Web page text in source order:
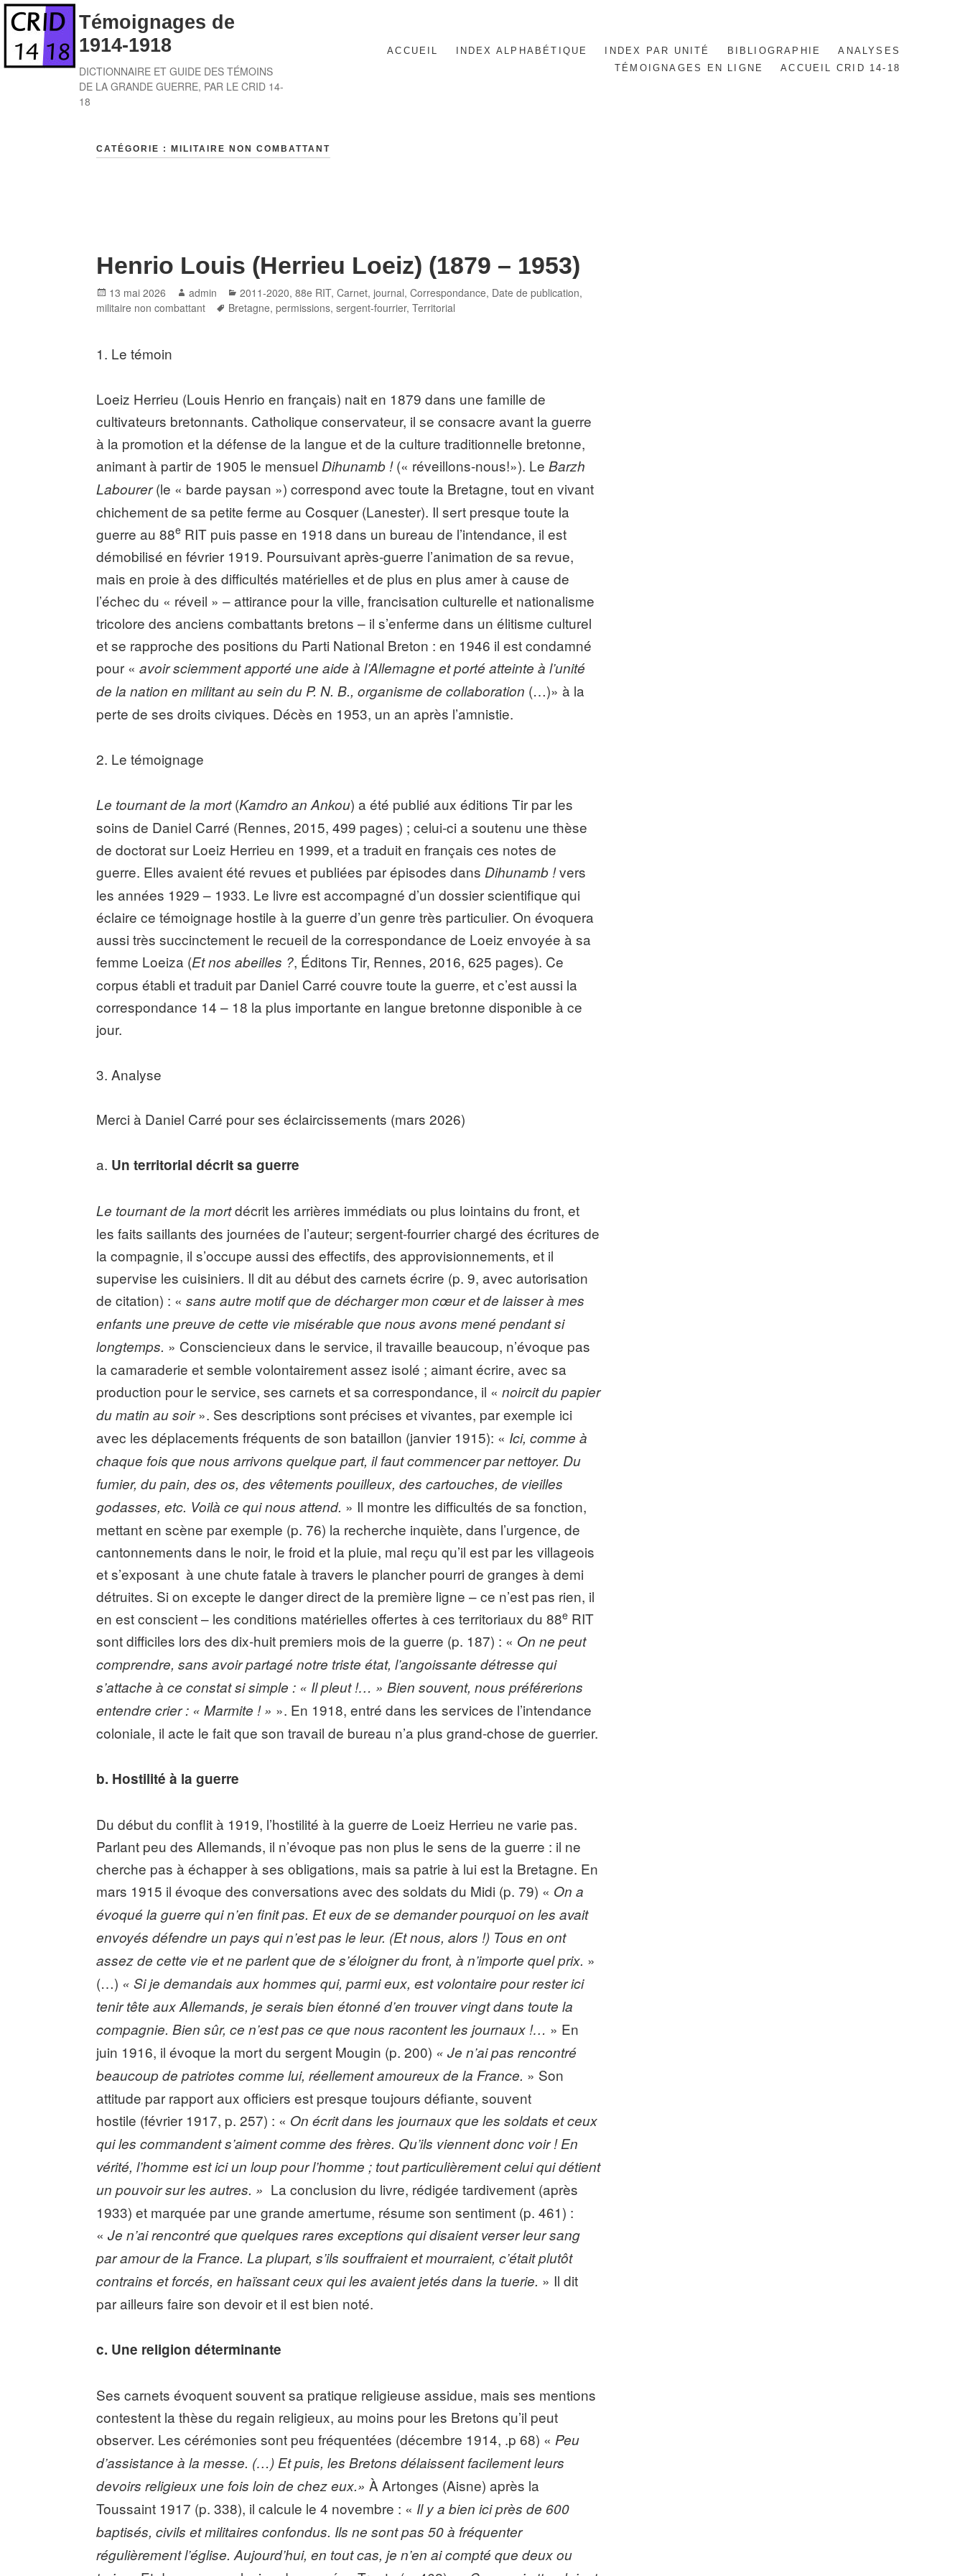
Skip
content
Témoignages de
1914-1918
DICTIONNAIRE ET GUIDE DES TÉMOINS
DE LA GRANDE GUERRE, PAR LE CRID 14-
18
ACCUEIL INDEX ALPHABÉTIQUE INDEX PAR UNITÉ BIBLIOGRAPHIE
ANALYSES
TÉMOIGNAGES EN LIGNE
ACCUEIL CRID 14-18
CATÉGORIE : MILITAIRE NON COMBATTANT
Henrio Louis (Herrieu Loeiz) (1879 – 1953)
Posted
on
13 mai 2026 Author
admin Categories
2011-2020,88e RIT,Carnet, journal,Correspondance, Date de publication,
militaire non combattant
Tags
Bretagne,permissions,sergent-fourrier,Territorial
1. Le témoin
Loeiz Herrieu (Louis Henrio en français) nait en 1879 dans une famille de
cultivateurs bretonnants. Catholique conservateur, il se consacre avant la guerre
à la promotion et la défense de la langue et de la culture traditionnelle bretonne,
animant à partir de 1905 le mensuel Dihunamb !(« réveillons-nous!»). LeBarzh
Labourer(le « barde paysan ») correspond avec toute la Bretagne, tout en vivant
chichement de sa petite ferme au Cosquer (Lanester). Il sert presque toute la
guerre au 88e RIT puis passe en 1918 dans un bureau de l’intendance, il est
démobilisé en février 1919. Poursuivant après-guerre l’animation de sa revue,
mais en proie à des difficultés matérielles et de plus en plus amer à cause de
l’échec du « réveil » – attirance pour la ville, francisation culturelle et nationalisme
tricolore des anciens combattants bretons – il s’enferme dans un élitisme culturel
et se rapproche des positions du Parti National Breton : en 1946 il est condamné
pour «avoir sciemment apporté une aide à l’Allemagne et porté atteinte à l’unité
de la nation en militant au sein du P. N. B., organisme de collaboration (…)» à la
perte de ses droits civiques. Décès en 1953, un an après l’amnistie.
2. Le témoignage
Le tournant de la mort(Kamdro an Ankou) a été publié aux éditions Tir par les
soins de Daniel Carré (Rennes, 2015, 499 pages) ; celui-ci a soutenu une thèse
de doctorat sur Loeiz Herrieu en 1999, et a traduit en français ces notes de
guerre. Elles avaient été revues et publiées par épisodes dans Dihunamb !vers
les années 1929 – 1933. Le livre est accompagné d’un dossier scientifique qui
éclaire ce témoignage hostile à la guerre d’un genre très particulier. On évoquera
aussi très succinctement le recueil de la correspondance de Loeiz envoyée à sa
femme Loeiza (Et nos abeilles ?, Éditons Tir, Rennes, 2016, 625 pages). Ce
corpus établi et traduit par Daniel Carré couvre toute la guerre, et c’est aussi la
correspondance 14 – 18 la plus importante en langue bretonne disponible à ce
jour.
3. Analyse
Merci à Daniel Carré pour ses éclaircissements (mars 2026)
a. Un territorial décrit sa guerre
Le tournant de la mortdécrit les arrières immédiats ou plus lointains du front, et
les faits saillants des journées de l’auteur; sergent-fourrier chargé des écritures de
la compagnie, il s’occupe aussi des effectifs, des approvisionnements, et il
supervise les cuisiniers. Il dit au début des carnets écrire (p. 9, avec autorisation
de citation) : «sans autre motif que de décharger mon cœur et de laisser à mes
enfants une preuve de cette vie misérable que nous avons mené pendant si
longtemps. » Consciencieux dans le service, il travaille beaucoup, n’évoque pas
la camaraderie et semble volontairement assez isolé ; aimant écrire, avec sa
production pour le service, ses carnets et sa correspondance, il « noircit du papier
du matin au soir». Ses descriptions sont précises et vivantes, par exemple ici
avec les déplacements fréquents de son bataillon (janvier 1915): « Ici, comme à
chaque fois que nous arrivons quelque part, il faut commencer par nettoyer. Du
fumier, du pain, des os, des vêtements pouilleux, des cartouches, de vieilles
godasses, etc. Voilà ce qui nous attend. » Il montre les difficultés de sa fonction,
mettant en scène par exemple (p. 76) la recherche inquiète, dans l’urgence, de
cantonnements dans le noir, le froid et la pluie, mal reçu qu’il est par les villageois
et s’exposant à une chute fatale à travers le plancher pourri de granges à demi
détruites. Si on excepte le danger direct de la première ligne – ce n’est pas rien, il
en est conscient – les conditions matérielles offertes à ces territoriaux du 88e RIT
sont difficiles lors des dix-huit premiers mois de la guerre (p. 187) : « On ne peut
comprendre, sans avoir partagé notre triste état, l’angoissante détresse qui
s’attache à ce constat si simple : « Il pleut !… » Bien souvent, nous préférerions
entendre crier : « Marmite ! » ». En 1918, entré dans les services de l’intendance
coloniale, il acte le fait que son travail de bureau n’a plus grand-chose de guerrier.
b. Hostilité à la guerre
Du début du conflit à 1919, l’hostilité à la guerre de Loeiz Herrieu ne varie pas.
Parlant peu des Allemands, il n’évoque pas non plus le sens de la guerre : il ne
cherche pas à échapper à ses obligations, mais sa patrie à lui est la Bretagne. En
mars 1915 il évoque des conversations avec des soldats du Midi (p. 79) « On a
évoqué la guerre qui n’en finit pas. Et eux de se demander pourquoi on les avait
envoyés défendre un pays qui n’est pas le leur. (Et nous, alors !) Tous en ont
assez de cette vie et ne parlent que de s’éloigner du front, à n’importe quel prix. »
(…) « Si je demandais aux hommes qui, parmi eux, est volontaire pour rester ici
tenir tête aux Allemands, je serais bien étonné d’en trouver vingt dans toute la
compagnie. Bien sûr, ce n’est pas ce que nous racontent les journaux !… » En
juin 1916, il évoque la mort du sergent Mougin (p. 200) « Je n’ai pas rencontré
beaucoup de patriotes comme lui, réellement amoureux de la France. » Son
attitude par rapport aux officiers est presque toujours défiante, souvent
hostile (février 1917, p. 257) : « On écrit dans les journaux que les soldats et ceux
qui les commandent s’aiment comme des frères. Qu’ils viennent donc voir ! En
vérité, l’homme est ici un loup pour l’homme ; tout particulièrement celui qui détient
un pouvoir sur les autres. » La conclusion du livre, rédigée tardivement (après
1933) et marquée par une grande amertume, résume son sentiment (p. 461) :
«Je n’ai rencontré que quelques rares exceptions qui disaient verser leur sang
par amour de la France. La plupart, s’ils souffraient et mourraient, c’était plutôt
contrains et forcés, en haïssant ceux qui les avaient jetés dans la tuerie. » Il dit
par ailleurs faire son devoir et il est bien noté.
c. Une religion déterminante
Ses carnets évoquent souvent sa pratique religieuse assidue, mais ses mentions
contestent la thèse du regain religieux, au moins pour les Bretons qu’il peut
observer. Les cérémonies sont peu fréquentées (décembre 1914, .p 68) « Peu
d’assistance à la messe. (…) Et puis, les Bretons délaissent facilement leurs
devoirs religieux une fois loin de chez eux.»À Artonges (Aisne) après la
Toussaint 1917 (p. 338), il calcule le 4 novembre : « Il y a bien ici près de 600
baptisés, civils et militaires confondus. Ils ne sont pas 50 à fréquenter
régulièrement l’église. Aujourd’hui, en tout cas, je n’en ai compté que deux ou